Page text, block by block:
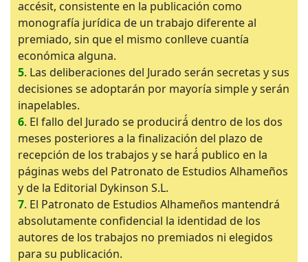
accésit, consistente en la publicación como
monografía jurídica de un trabajo diferente al
premiado, sin que el mismo conlleve cuantía
económica alguna.
5. Las deliberaciones del Jurado serán secretas y sus
decisiones se adoptarán por mayoría simple y serán
inapelables.
6. El fallo del Jurado se producirá́ dentro de los dos
meses posteriores a la finalización del plazo de
recepción de los trabajos y se hará́ publico en la
páginas webs del Patronato de Estudios Alhameños
y de la Editorial Dykinson S.L.
7. El Patronato de Estudios Alhameños mantendrá
absolutamente confidencial la identidad de los
autores de los trabajos no premiados ni elegidos
para su publicación.